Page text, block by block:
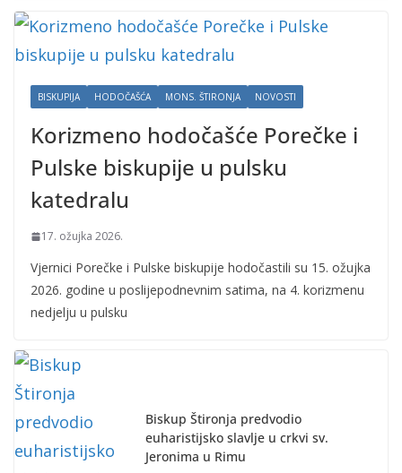
BISKUPIJA HODOČAŠĆA MONS. ŠTIRONJA NOVOSTI
Korizmeno hodočašće Porečke i
Pulske biskupije u pulsku
katedralu
17. ožujka 2026.
Vjernici Porečke i Pulske biskupije hodočastili su 15. ožujka
2026. godine u poslijepodnevnim satima, na 4. korizmenu
nedjelju u pulsku
Biskup Štironja predvodio
euharistijsko slavlje u crkvi sv.
Jeronima u Rimu